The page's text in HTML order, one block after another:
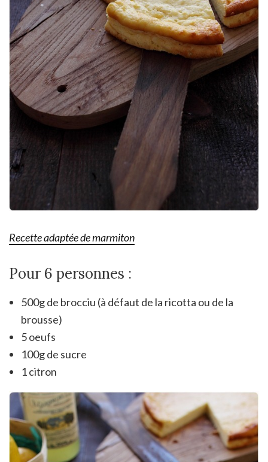
Recette adaptée de marmiton
Pour 6 personnes :
500g de brocciu (à défaut de la ricotta ou de la
brousse)
5 oeufs
100g de sucre
1 citron